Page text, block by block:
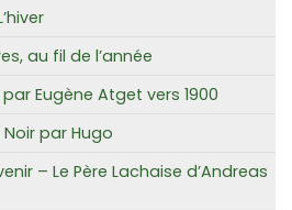
au fil de l’année
Eugène Atget vers 1900
par Hugo
– Le Père Lachaise d’Andreas